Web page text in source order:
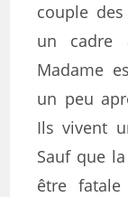
couple
un cadre
Madame
un peu
Ils vivent
Sauf que
être